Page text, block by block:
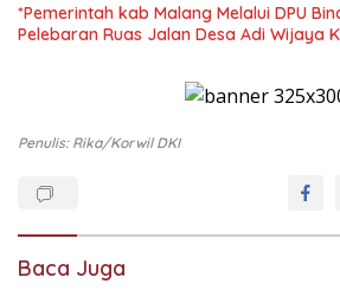
*Pemerintah kab Malang Melalui DPU
Pelebaran Ruas Jalan Desa Adi Wijaya
Penulis: Rika/korwil DKI
Baca Juga